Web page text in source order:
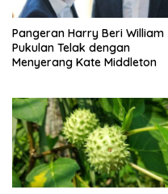
Pangeran Harry Beri William
Pukulan Telak dengan
Menyerang Kate Middleton